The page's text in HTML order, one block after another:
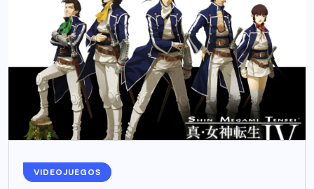
VIDEOJUEGOS